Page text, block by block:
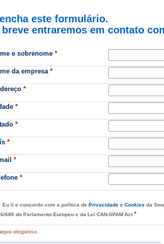
este formulário.
breve entraremos em contato
e sobrenome *
da empresa *
*
*
*
*
*
*
li e concordo com a política de Privacidadee Cookies da
680 do Parlamento Europeu e da Lei CAN-SPAM Act *
obrigatórios